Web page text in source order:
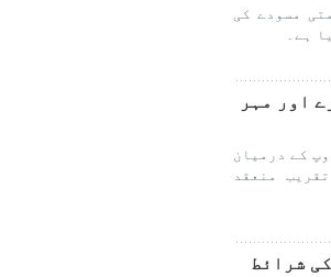
مسودے کی
ہے۔
اور مہر
کے درمیان
منعقد
شرائط